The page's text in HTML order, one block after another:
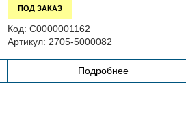
ПОД ЗАКАЗ
Код: С0000001162
Артикул: 2705-5000082
Подробнее